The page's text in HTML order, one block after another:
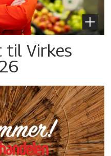
til Virkes